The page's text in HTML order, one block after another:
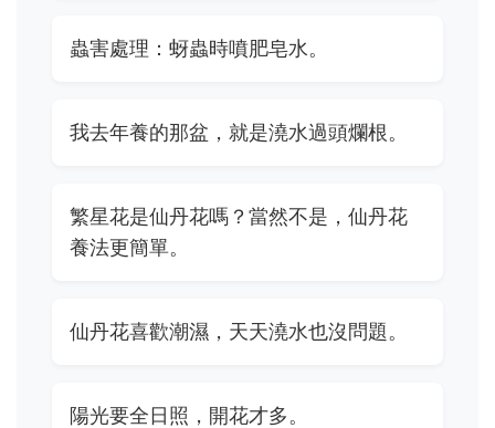
蟲害處理：蚜蟲時噴肥皂水。
我去年養的那盆，就是澆水過頭爛根。
繁星花是仙丹花嗎？當然不是，仙丹花
養法更簡單。
仙丹花喜歡潮濕，天天澆水也沒問題。
陽光要全日照，開花才多。